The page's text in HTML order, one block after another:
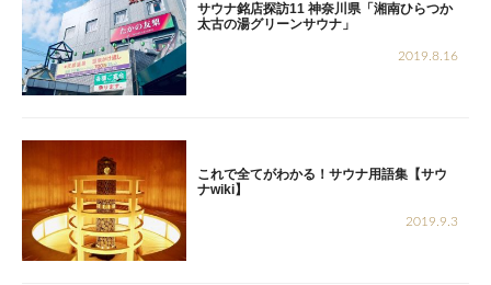
サウナ銘店探訪11 神奈川県「湘南ひらつか
太古の湯グリーンサウナ」
2019.8.16
これで全てがわかる！サウナ用語集【サウ
ナwiki】
2019.9.3